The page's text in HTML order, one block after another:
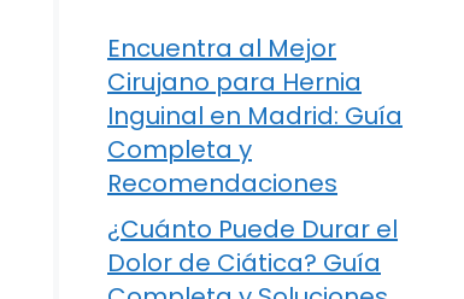
Encuentra al Mejor
Cirujano para Hernia
Inguinal en Madrid: Guía
Completa y
Recomendaciones
¿Cuánto Puede Durar el
Dolor de Ciática? Guía